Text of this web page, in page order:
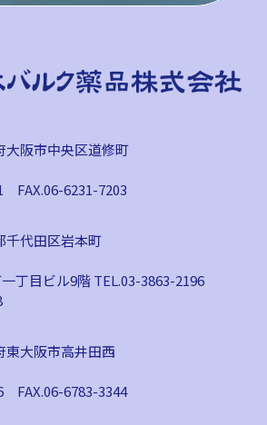
大阪市中央区道修町
FAX.06-6231-7203
千代田区岩本町
丁目ビル9階TEL.03-3863-2196
東大阪市高井田西
FAX.06-6783-3344